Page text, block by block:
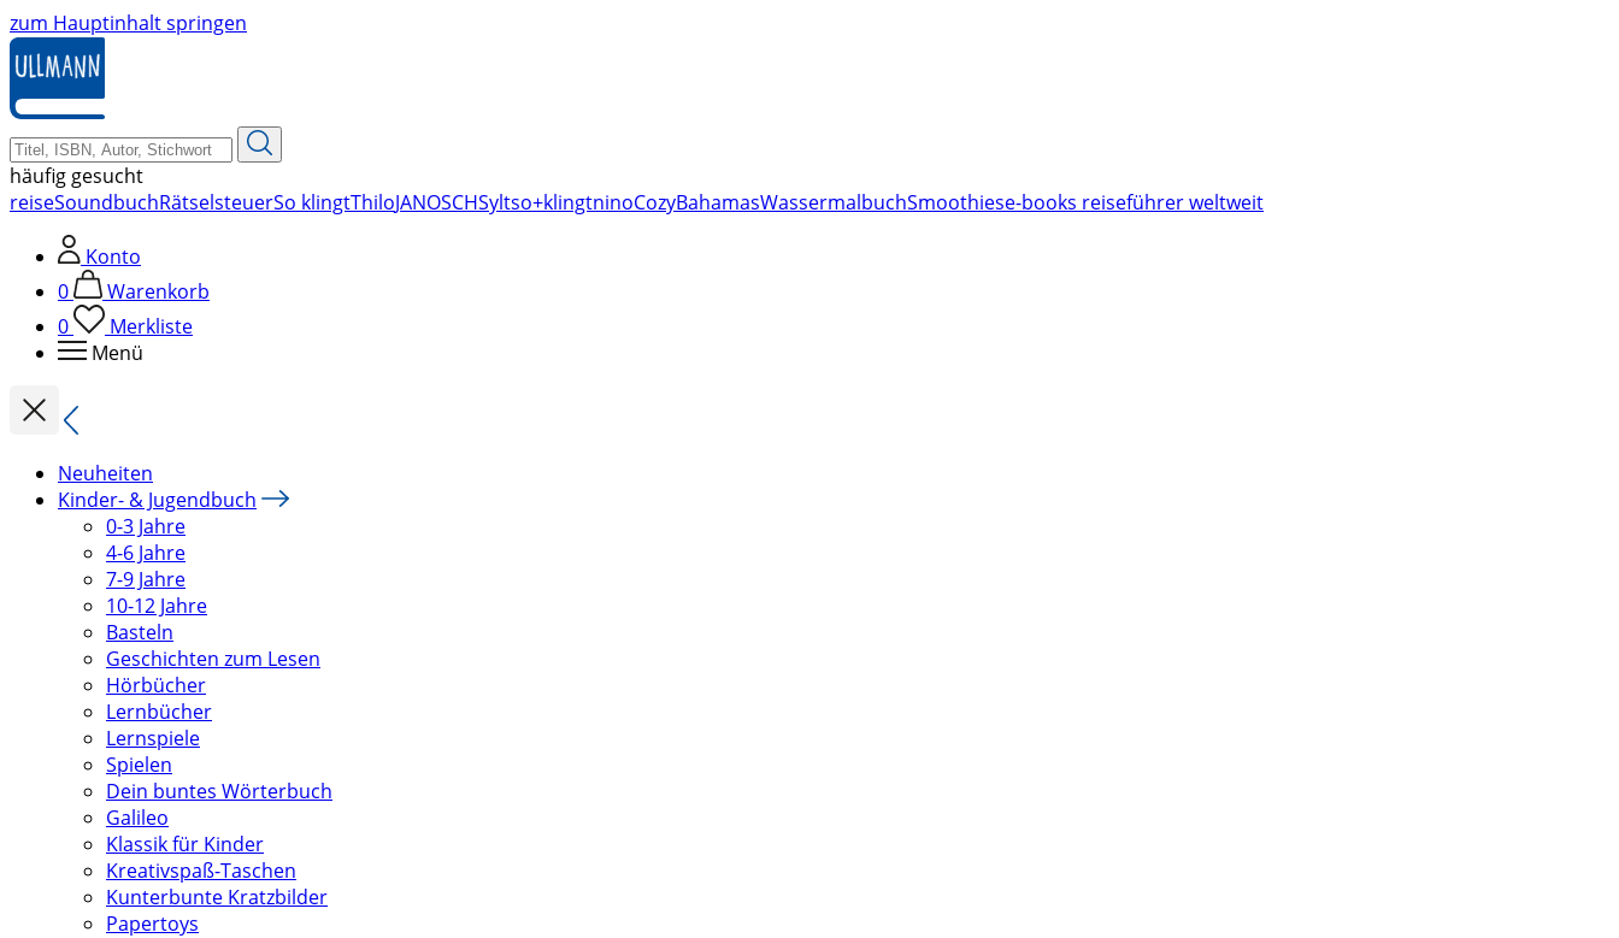
zum Hauptinhalt springen
häufig gesucht
reiseSoundbuchRätselsteuerSo klingtThiloJANOSCHSyltso+klingtninoCozyBahamasWassermalbuchSmoothiese-books reiseführer weltweit
Konto
0
Warenkorb
0
Merkliste
Menü
Neuheiten
Kinder- & Jugendbuch
0-3 Jahre
4-6 Jahre
7-9 Jahre
10-12 Jahre
Basteln
Geschichten zum Lesen
Hörbücher
Lernbücher
Lernspiele
Spielen
Dein buntes Wörterbuch
Galileo
Klassik für Kinder
Kreativspaß-Taschen
Kunterbunte Kratzbilder
Papertoys